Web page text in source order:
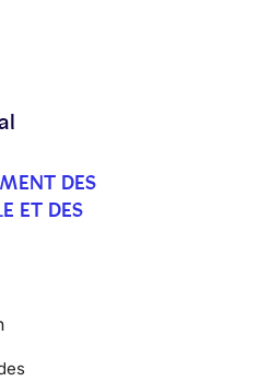
DES
ET DES